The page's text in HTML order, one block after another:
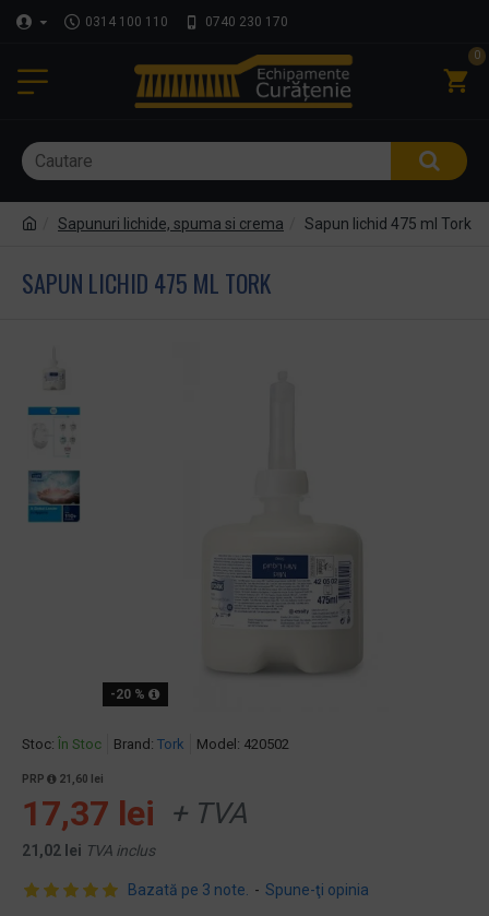
0314 100 110 0740 230 170
0
Sapunuri lichide, spuma si crema Sapun lichid 475 ml Tork
SAPUN LICHID 475 ML TORK
-20 %
Stoc: În Stoc Brand: Tork Model: 420502
Bazată pe 3 note. - Spune-ţi opinia
PRP 21,60 lei
17,37 lei + TVA
21,02 lei TVA inclus